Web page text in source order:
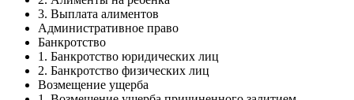
3. Выплата алиментов
Административное право
Банкротство
1. Банкротство юридических лиц
2. Банкротство физических лиц
Возмещение ущерба